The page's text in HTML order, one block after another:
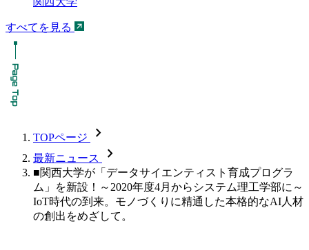
すべてを見る
TOPページ chevron_forward
最新ニュース chevron_forward
■関西大学が「データサイエンティスト育成プログラ
ム」を新設！～2020年度4月からシステム理工学部に～
IoT時代の到来。モノづくりに精通した本格的なAI人材
の創出をめざして。